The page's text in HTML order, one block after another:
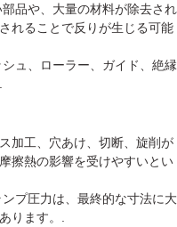
品や、大量の材料が除去され
れることで反りが生じる可能
ュ、ローラー、ガイド、絶縁
加工、穴あけ、切断、旋削が
擦熱の影響を受けやすいとい
プ圧力は、最終的な寸法に大
ります。.